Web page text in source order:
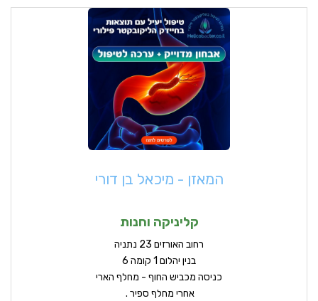
המאזן - מיכאל בן דורי
קליניקה וחנות
רחוב האורזים 23 נתניה
בנין יהלום 1 קומה 6
כניסה מכביש החוף - מחלף הארי
אחרי מחלף ספיר .